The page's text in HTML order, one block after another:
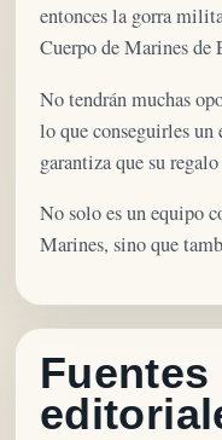
entonces la gorra
Cuerpo de Marines de
No tendrán muchas
lo que conseguirles
garantiza que su
No solo es un equipo
Marines, sino que